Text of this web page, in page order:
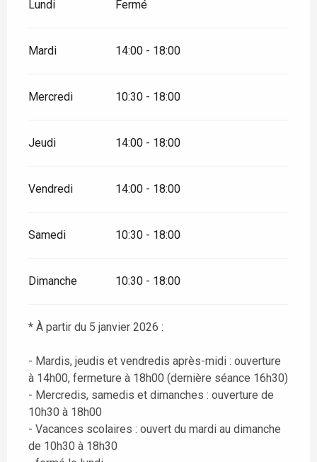
Lundi Fermé
Mardi 14:00 - 18:00
Mercredi 10:30 - 18:00
Jeudi 14:00 - 18:00
Vendredi 14:00 - 18:00
Samedi 10:30 - 18:00
Dimanche 10:30 - 18:00
* À partir du 5 janvier 2026 :
- Mardis, jeudis et vendredis après-midi : ouverture
à 14h00, fermeture à 18h00 (dernière séance 16h30)
- Mercredis, samedis et dimanches : ouverture de
10h30 à 18h00
- Vacances scolaires : ouvert du mardi au dimanche
de 10h30 à 18h30